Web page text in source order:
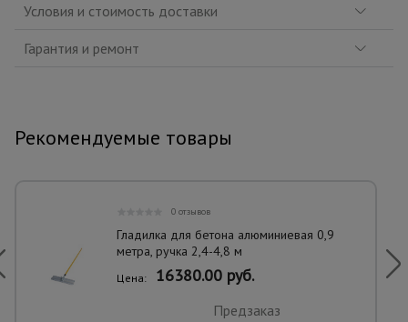
Условия и стоимость доставки
Гарантия и ремонт
Рекомендуемые товары
0 отзывов
Гладилка для бетона алюминиевая 0,9
метра, ручка 2,4-4,8 м
Цена: 16380.00 руб.
Предзаказ